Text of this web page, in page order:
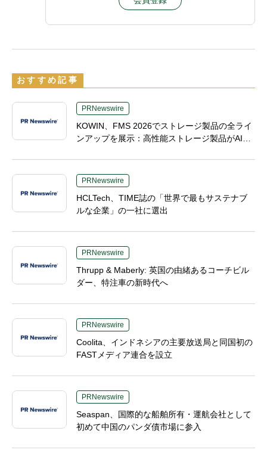
おすすめ記事
PRNewswire
KOWIN、FMS 2026でストレージ製品の全ライ
ンアップを展示：高性能ストレージ製品がAI分
PRNewswire
HCLTech、TIME誌の「世界で最もサステナブ
ルな企業」の一社に選出
PRNewswire
Thrupp & Maberly: 英国の由緒あるコーチビル
ダー、特注車の新時代へ
PRNewswire
Coolita、インドネシアの主要放送局と同国初の
FASTメディア連合を設立
PRNewswire
Seaspan、国際的な船舶所有・運航会社として
初めて中国のパンダ債市場に参入